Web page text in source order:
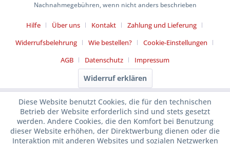
Nachnahmegebühren, wenn nicht anders beschrieben
Hilfe Über uns Kontakt
Zahlung und Lieferung
Widerrufsbelehrung
Wie bestellen?
Cookie-Einstellungen
AGB
Datenschutz Impressum
Widerruf erklären
Diese Website benutzt Cookies, die für den technischen
Betrieb der Website erforderlich sind und stets gesetzt
werden. Andere Cookies, die den Komfort bei Benutzung
dieser Website erhöhen, der Direktwerbung dienen oder die
Interaktion mit anderen Websites und sozialen Netzwerken